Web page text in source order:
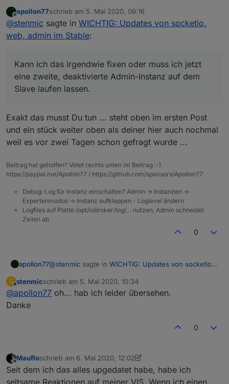
aber nachdem ich den Admin (4.0.9),
(3.0.6), WEB server (3.0.7) und die Script Engine
(4.5.1) auf meinem Master aktualisiert hatte, startete
system.adapter.javascript.1: required adapter "admin"
not found!“
Erst nachdem ich eine weitere Admin-Instanz auf dem
Slave installiert hatte ging es wieder.
Deaktiviere ich die Slave Admin-Instanz läuft es auch.
Ach ja, Node.js und NPM habe ich zeitgleich
aktualisiert:
Node.js: v12.16.3 von v10
NPM: 6.14.4
Kann ich das irgendwie fixen oder muss ich jetzt eine
zweite, deaktivierte Admin-Instanz auf dem Slave
Offline
apollon77schrieb am 5. Mai 2020, 09:16
zuletzt editiert von
@stenmic sagte in WICHTIG: Updates von socketio,
web, admin im Stable:
Kann ich das irgendwie fixen oder muss ich jetzt
eine zweite, deaktivierte Admin-Instanz auf dem
Slave laufen lassen.
Exakt das musst Du tun ... steht oben im ersten Post
und ein stück weiter oben als deiner hier auch nochmal
weil es vor zwei Tagen schon gefragt wurde ...
Beitrag hat geholfen? Votet rechts unten im Beitrag :-)
https://paypal.me/Apollon77 / https://github.com/sponsors/Apollon77
Debug-Log für Instanz einschalten? Admin -> Instanzen ->
Expertenmodus -> Instanz aufklappen - Loglevel ändern
Logfiles auf Platte /opt/iobroker/log/… nutzen, Admin schneidet
Zeilen ab
0
apollon77@stenmic sagte in WICHTIG: Updates von socketio,
Kann ich das irgendwie fixen oder muss ich
nochmal weil es vor zwei Tagen schon gefragt
S
Offline
stenmicschrieb am 5. Mai 2020, 10:34
zuletzt editiert von
@apollon77 oh... hab ich leider übersehen.
Danke
0
Offline
Maufloschrieb am 6. Mai 2020, 12:02
zuletzt editiert von Mauflo5. Juni 2020, 14:02
Seit dem ich das alles upgedatet habe, habe ich
seltsame Reaktionen auf meiner VIS. Wenn ich einen